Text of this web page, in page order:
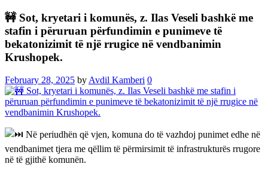
🚧 Sot, kryetari i komunës, z. Ilas Veseli bashkë me
stafin i përuruan përfundimin e punimeve të
bekatonizimit të një rrugice në vendbanimin
Krushopek.
February 28, 2025 by Avdil Kamberi 0
Në periudhën që vjen, komuna do të vazhdoj punimet edhe në
vendbanimet tjera me qëllim të përmirsimit të infrastrukturës rrugore
në të gjithë komunën.